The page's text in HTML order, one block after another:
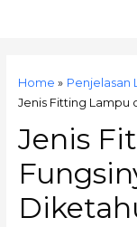
Home
Penjelasan
Jenis Fitting Lampu
Jenis